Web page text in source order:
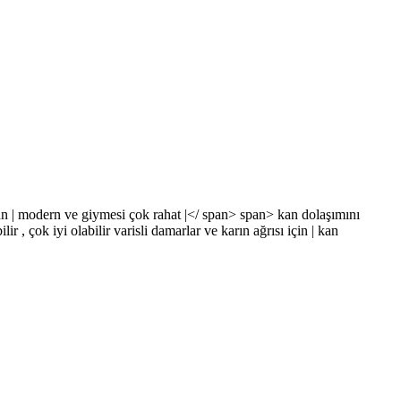
| modern ve giymesi çok rahat |</ span> span> kan dolaşımını
, çok iyi olabilir varisli damarlar ve karın ağrısı için | kan